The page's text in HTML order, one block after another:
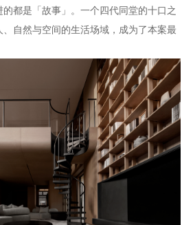
的都是「故事」。一个四代同堂的十口之
自然与空间的生活场域，成为了本案最